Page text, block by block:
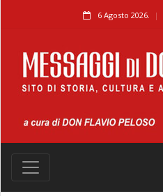
6 Agosto 2026.